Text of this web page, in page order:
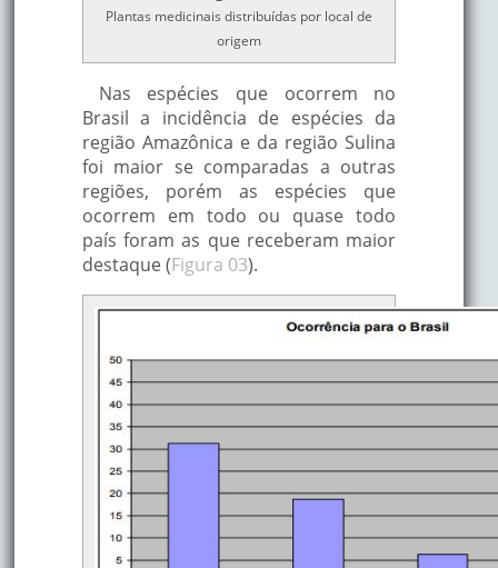
Mediterrâneo
Má digestão, gases no
cabeça, dismenorréia,
fraqueza e memória
hipertensão, perda de
apetite, reumatismo,
espamolítico,
Babosa África
Cicatrizante,
hemorróidas, contusões,
Cardo santo México
Inflamação na bexiga,
abcessos nas gengivas,
calmante, narcótico,
purgativa, vomitiva.
Antiespasmódica,
sudorífica, emenagoga,
hidropsia, artrite,
Plantas medicinais distribuídas por local de
origem
Nas espécies que ocorrem no
Brasil a incidência de espécies da
região Amazônica e da região Sulina
foi maior se comparadas a outras
regiões, porém as espécies que
ocorrem em todo ou quase todo
país foram as que receberam maior
destaque (Figura 03).